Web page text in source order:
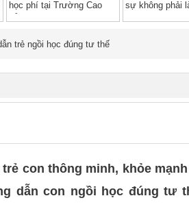
học phí tại Trường Cao
sự không phải
trẻ ngồi học đúng tư thế
con thông minh, khỏe
dẫn con ngồi học đúng tư